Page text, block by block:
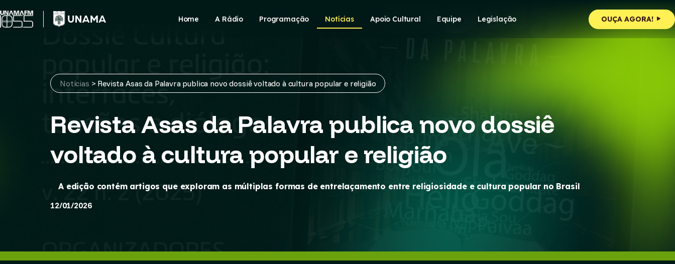
to
content
Home A Rádio Programação Notícias Apoio Cultural Equipe Legislação OUÇA AGORA!
Notícias > Revista Asas da Palavra publica novo dossiê voltado à cultura popular e religião
Revista Asas da Palavra publica novo dossiê
voltado à cultura popular e religião
A edição contém artigos que exploram as múltiplas formas de entrelaçamento entre religiosidade e cultura popular no Brasil
12/01/2026